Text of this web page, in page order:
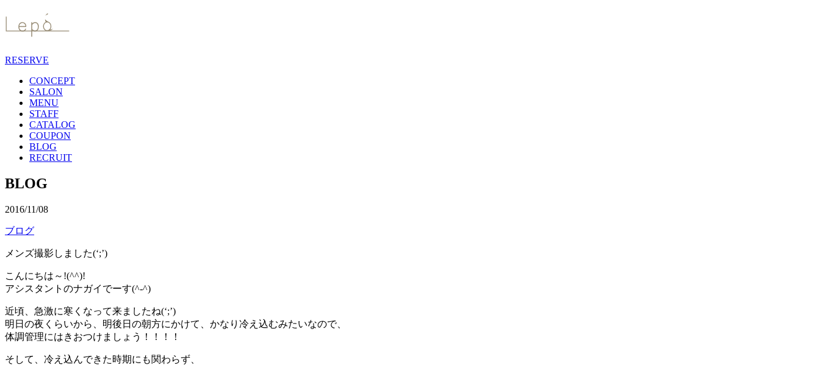
RESERVE
CONCEPT
SALON
MENU
STAFF
CATALOG
COUPON
BLOG
RECRUIT
BLOG
2016/11/08
ブログ
メンズ撮影しました(‘;’)
こんにちは～!(^^)!
アシスタントのナガイでーす(^-^)
近頃、急激に寒くなって来ましたね(‘;’)
明日の夜くらいから、明後日の朝方にかけて、かなり冷え込むみたいなので、
体調管理にはきおつけましょう！！！！
そして、冷え込んできた時期にも関わらず、